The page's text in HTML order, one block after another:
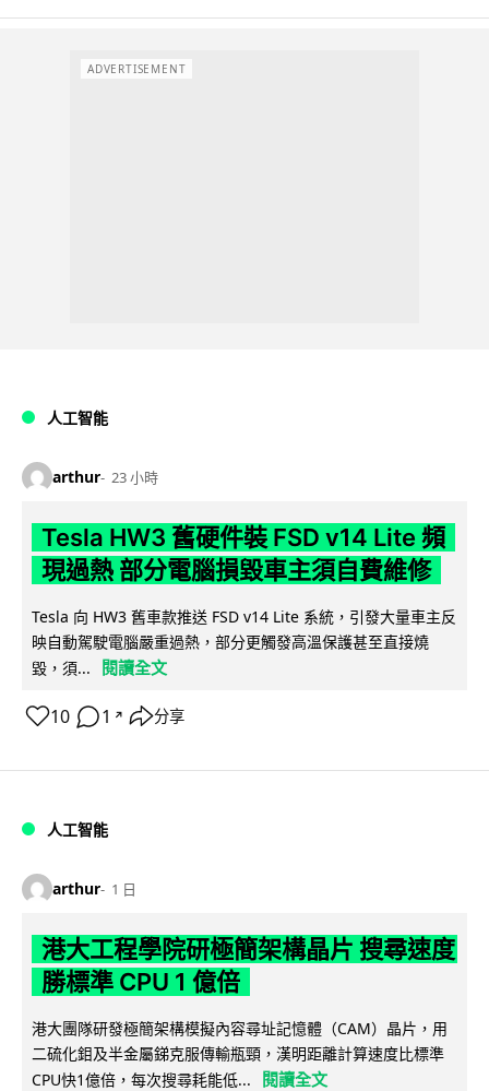
ADVERTISEMENT
人工智能
arthur 23 小時
Tesla HW3 舊硬件裝 FSD v14 Lite 頻
現過熱 部分電腦損毀車主須自費維修
Tesla 向 HW3 舊車款推送 FSD v14 Lite 系統，引發大量車主反
映自動駕駛電腦嚴重過熱，部分更觸發高溫保護甚至直接燒
毀，須...
閱讀全文
10 1 ↗ 分享
人工智能
arthur 1 日
港大工程學院研極簡架構晶片 搜尋速度
勝標準 CPU 1 億倍
港大團隊研發極簡架構模擬內容尋址記憶體（CAM）晶片，用
二硫化鉬及半金屬銻克服傳輸瓶頸，漢明距離計算速度比標準
CPU快1億倍，每次搜尋耗能低...
閱讀全文